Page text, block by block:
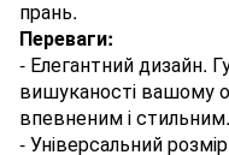
прань.
Переваги:
- Елегантний дизайн.
вишуканості вашому
впевненим і стильним.
- Універсальний